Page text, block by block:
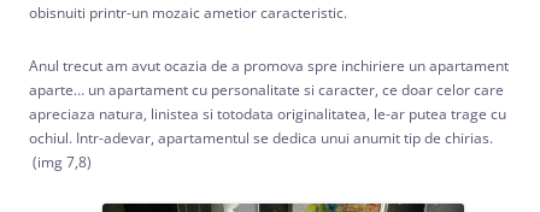
obisnuiti printr-un mozaic ametior caracteristic.
Anul trecut am avut ocazia de a promova spre inchiriere un apartament
aparte… un apartament cu personalitate si caracter, ce doar celor care
apreciaza natura, linistea si totodata originalitatea, le-ar putea trage cu
ochiul. Intr-adevar, apartamentul se dedica unui anumit tip de chirias.
(img 7,8)